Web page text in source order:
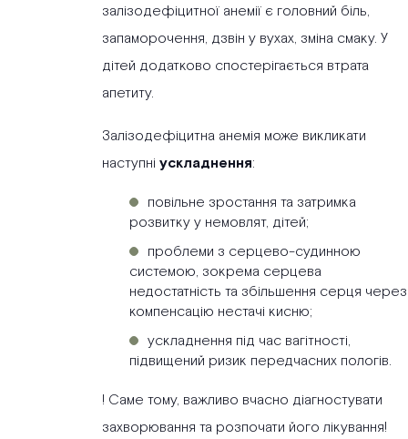
залізодефіцитної анемії є головний біль,
запаморочення, дзвін у вухах, зміна смаку. У
дітей додатково спостерігається втрата
апетиту.
Залізодефіцитна анемія може викликати
наступні ускладнення:
повільне зростання та затримка
розвитку у немовлят, дітей;
проблеми з серцево-судинною
системою, зокрема серцева
недостатність та збільшення серця через
компенсацію нестачі кисню;
ускладнення під час вагітності,
підвищений ризик передчасних пологів.
! Саме тому, важливо вчасно діагностувати
захворювання та розпочати його лікування!